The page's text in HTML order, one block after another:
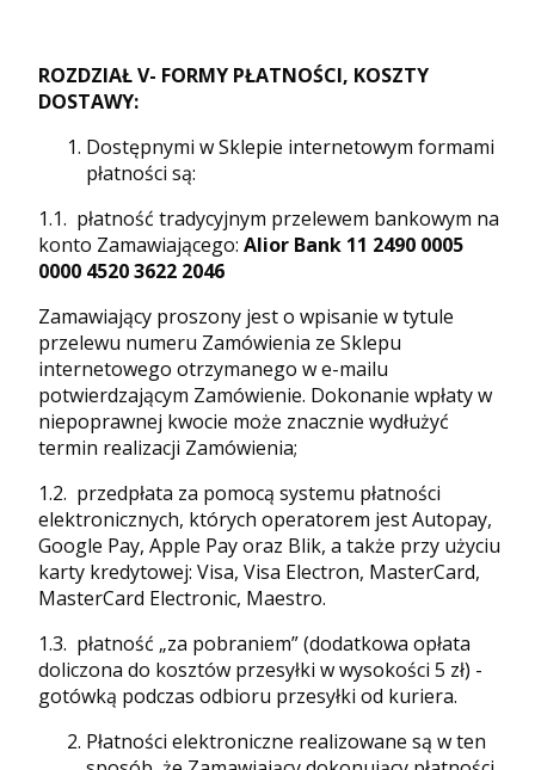
ROZDZIAŁ V- FORMY PŁATNOŚCI, KOSZTY
DOSTAWY:
Dostępnymi w Sklepie internetowym formami
płatności są:
1.1. płatność tradycyjnym przelewem bankowym na
konto Zamawiającego: Alior Bank 11 2490 0005
0000 4520 3622 2046
Zamawiający proszony jest o wpisanie w tytule
przelewu numeru Zamówienia ze Sklepu
internetowego otrzymanego w e-mailu
potwierdzającym Zamówienie. Dokonanie wpłaty w
niepoprawnej kwocie może znacznie wydłużyć
termin realizacji Zamówienia;
1.2. przedpłata za pomocą systemu płatności
elektronicznych, których operatorem jest Autopay,
Google Pay, Apple Pay oraz Blik, a także przy użyciu
karty kredytowej: Visa, Visa Electron, MasterCard,
MasterCard Electronic, Maestro.
1.3. płatność „za pobraniem” (dodatkowa opłata
doliczona do kosztów przesyłki w wysokości 5 zł) -
gotówką podczas odbioru przesyłki od kuriera.
Płatności elektroniczne realizowane są w ten